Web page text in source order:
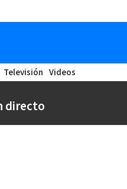
Televisión Videos
directo